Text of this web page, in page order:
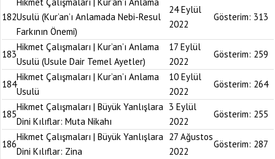
182Usulü (Kur’an’ı Anlamada Nebi-Resul
Farkının Önemi)
24 Eylül
2022
Gösterim: 313
183
Hikmet Çalışmaları | Kur’an’ı Anlama
Usulü (Usule Dair Temel Ayetler)
17 Eylül
2022
Gösterim: 259
184
Hikmet Çalışmaları | Kur’an’ı Anlama
Usulü
10 Eylül
2022
Gösterim: 264
185
Hikmet Çalışmaları | Büyük Yanlışlara
Dini Kılıflar: Muta Nikahı
3 Eylül
2022
Gösterim: 255
186
Hikmet Çalışmaları | Büyük Yanlışlara
Dini Kılıflar: Zina
27 Ağustos
2022
Gösterim: 287